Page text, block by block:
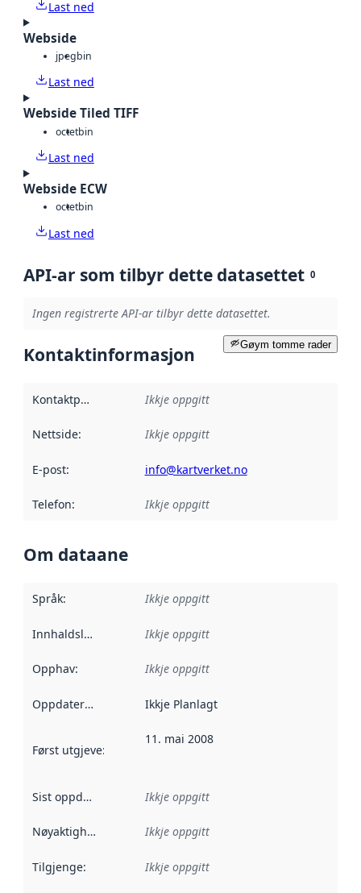
Last ned
Webside
jpegbin
Last ned
Webside Tiled TIFF
octetbin
Last ned
Webside ECW
octetbin
Last ned
API-ar som tilbyr dette datasettet 0
Ingen registrerte API-ar tilbyr dette datasettet.
Gøym tomme rader
Kontaktinformasjon
Kontaktpunkt Ikkje oppgitt
Nettside: Ikkje oppgitt
E-post: info@kartverket.no
Telefon: Ikkje oppgitt
Om dataane
Språk: Ikkje oppgitt
Innhaldsleverandørar :
Ikkje oppgitt
Opphav: Ikkje oppgitt
Oppdateringsfrekvens :
Ikkje Planlagt
Først utgjeve:
11. mai 2008
Sist oppdatert Ikkje oppgitt
Nøyaktigheit Ikkje oppgitt
Tilgjenge: Ikkje oppgitt